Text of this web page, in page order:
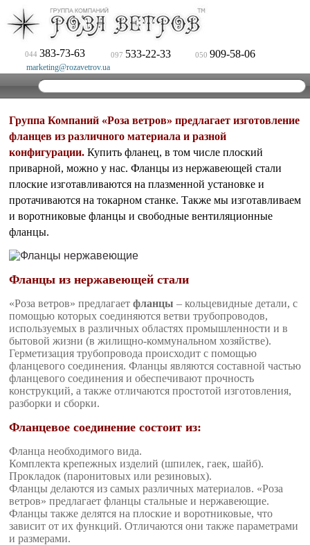
044 383-73-63 097 533-22-33 050 909-58-06
marketing@rozavetrov.ua
Группа Компаний «Роза ветров» предлагает изготовление
фланцев из различного материала и разной
конфигурации. Купить фланец, в том числе плоский
приварной, можно у нас. Фланцы из нержавеющей стали
плоские изготавливаются на плазменной установке и
протачиваются на токарном станке. Также мы изготавливаем
и воротниковые фланцы и свободные вентиляционные
фланцы.
Фланцы из нержавеющей стали
«Роза ветров» предлагает фланцы – кольцевидные детали, с
помощью которых соединяются ветви трубопроводов,
используемых в различных областях промышленности и в
бытовой жизни (в жилищно-коммунальном хозяйстве).
Герметизация трубопровода происходит с помощью
фланцевого соединения. Фланцы являются составной частью
фланцевого соединения и обеспечивают прочность
конструкций, а также отличаются простотой изготовления,
разборки и сборки.
Фланцевое соединение состоит из:
Фланца необходимого вида.
Комплекта крепежных изделий (шпилек, гаек, шайб).
Прокладок (паронитовых или резиновых).
Фланцы делаются из самых различных материалов. «Роза
ветров» предлагает фланцы стальные и нержавеющие.
Фланцы также делятся на плоские и воротниковые, что
зависит от их функций. Отличаются они также параметрами
и размерами.